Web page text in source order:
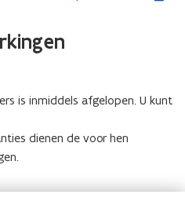
is inmiddels afgelopen. U kunt
dienen de voor hen